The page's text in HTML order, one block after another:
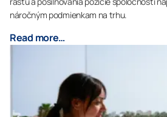
náročným podmienkam na trhu.
Read more…